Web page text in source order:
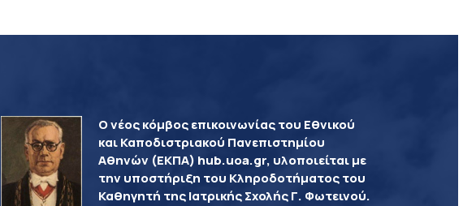
Ο νέος κόμβος επικοινωνίας του Εθνικού
και Καποδιστριακού Πανεπιστημίου
Αθηνών (ΕΚΠΑ) hub.uoa.gr, υλοποιείται με
την υποστήριξη του Κληροδοτήματος του
Καθηγητή της Ιατρικής Σχολής Γ. Φωτεινού.